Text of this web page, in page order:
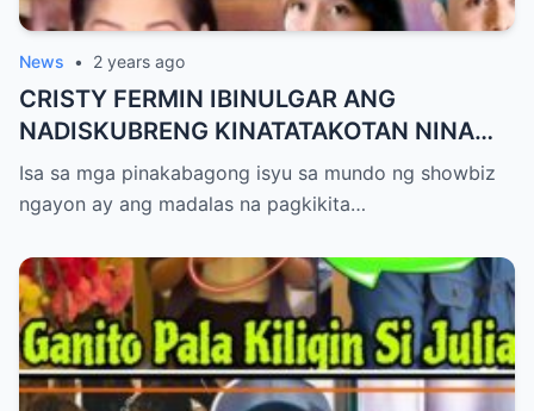
News • 2 years ago
CRISTY FERMIN IBINULGAR ANG
NADISKUBRENG KINATATAKOTAN NINA
KATHRYN BERNARDO AT ALDEN
RICHARDS
Isa sa mga pinakabagong isyu sa mundo ng showbiz
ngayon ay ang madalas na pagkikita…